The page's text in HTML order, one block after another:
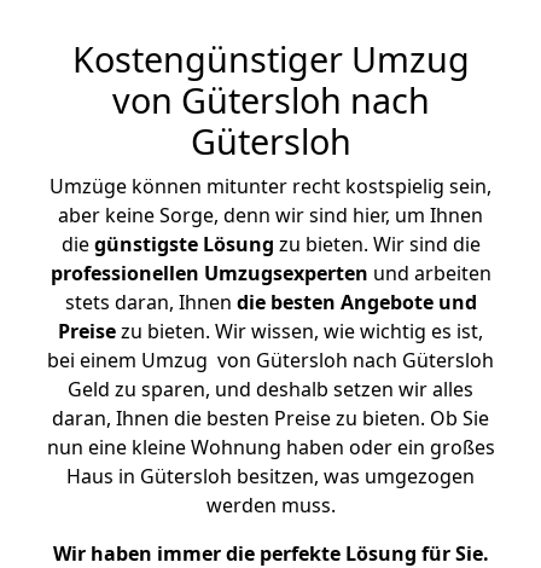
Kostengünstiger Umzug
von Gütersloh nach
Gütersloh
Umzüge können mitunter recht kostspielig sein,
aber keine Sorge, denn wir sind hier, um Ihnen
diegünstigste Lösung zu bieten. Wir sind die
professionellen Umzugsexperten und arbeiten
stets daran, Ihnen die besten Angebote und
Preisezu bieten. Wir wissen, wie wichtig es ist,
bei einem Umzug von Gütersloh nach Gütersloh
Geld zu sparen, und deshalb setzen wir alles
daran, Ihnen die besten Preise zu bieten. Ob Sie
nun eine kleine Wohnung haben oder ein großes
Haus in Gütersloh besitzen, was umgezogen
werden muss.
Wir haben immer die perfekte Lösung für Sie.